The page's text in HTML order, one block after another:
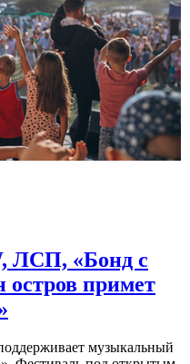
ЛСП, «Бонд с
остров примет
музыкальный